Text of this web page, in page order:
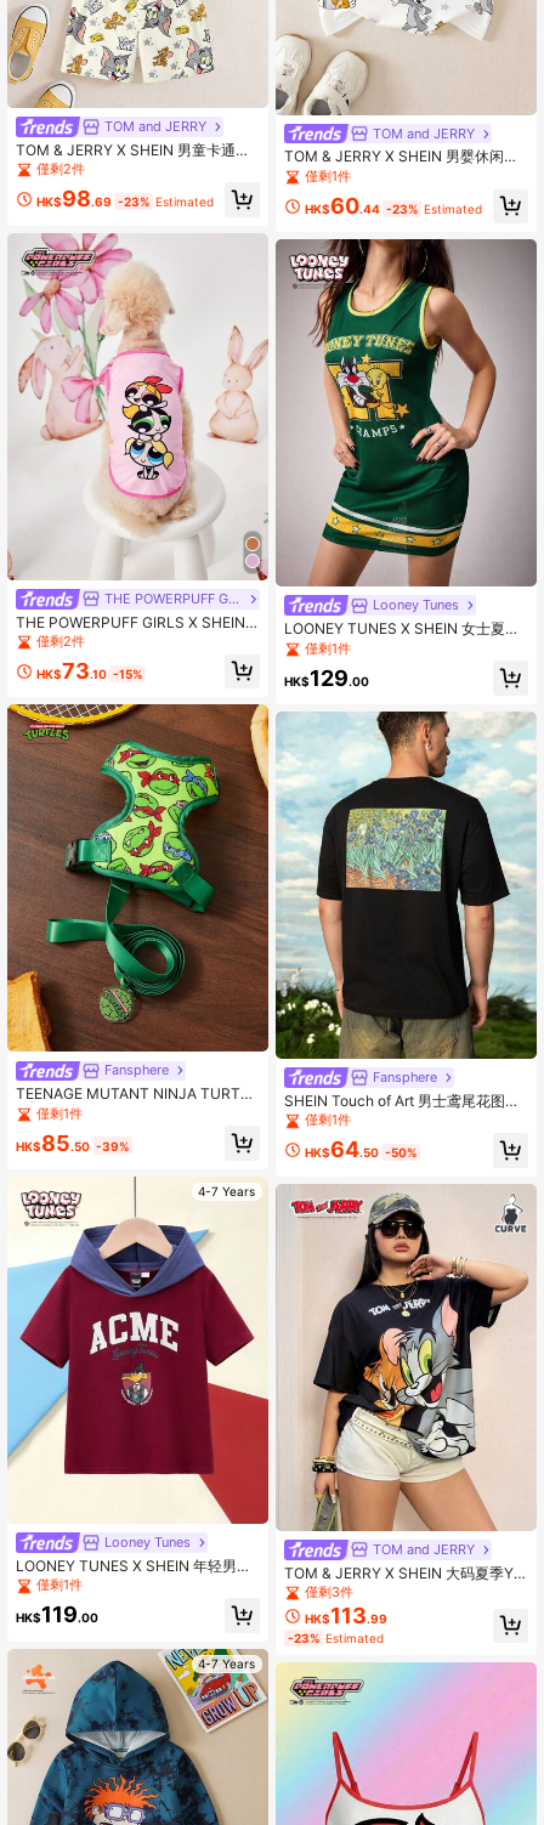
TOM and JERRY
TOM & JERRY X SHEIN 男童卡通图
案圆领短袖T恤短裤套装，夏季
僅剩2件
HK$98.69 -23% Estimated
THE POWERPUFF GIRLS
THE POWERPUFF GIRLS X SHEIN
可爱粉色花朵、泡泡、毛茛图案宠物
背心，Y 2 K
僅剩2件
HK$73.10 -15%
Fansphere
TEENAGE MUTANT NINJA TURTLE
S | SHEIN 一套卡通图案印花宠物旅
行背带和牵引绳套装，多种尺寸可
选，背带长度可调节，适合猫狗使
僅剩1件
HK$85.50 -39%
4-7 Years
Looney Tunes
LOONEY TUNES X SHEIN 年轻男孩
卡通鸭子字母印花休闲酷炫拼色连帽
短袖 T 恤
僅剩1件
HK$119.00
4-7 Years
TOM and JERRY
TOM & JERRY X SHEIN 男婴休闲猫
咪印花圆领短袖T恤，夏季
僅剩1件
HK$60.44 -23% Estimated
Looney Tunes
LOONEY TUNES X SHEIN 女士夏季
休闲运动撞色滚边字母卡通印花无袖
迷你连衣裙
僅剩1件
HK$129.00
Fansphere
SHEIN Touch of Art 男士鸢尾花图案
黑色短袖圆领T恤
僅剩1件
HK$64.50 -50%
TOM and JERRY
TOM & JERRY X SHEIN 大码夏季Y2
K简约修身休闲朋克复古卡通可爱趣味
黑猫印花圆领短袖T恤，夏季休闲款
僅剩3件
HK$113.99
-23% Estimated